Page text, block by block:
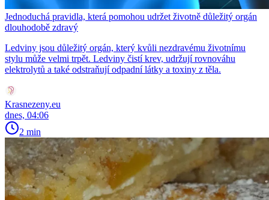
Jednoduchá pravidla, která pomohou udržet životně důležitý orgán
dlouhodobě zdravý
Ledviny jsou důležitý orgán, který kvůli nezdravému životnímu
stylu může velmi trpět. Ledviny čistí krev, udržují rovnováhu
elektrolytů a také odstraňují odpadní látky a toxiny z těla.
Krasnezeny.eu
dnes, 04:06
2 min